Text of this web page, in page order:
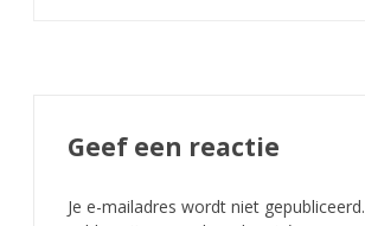
e
Geef een reactie
Je e-mailadres wordt niet gepubliceerd.